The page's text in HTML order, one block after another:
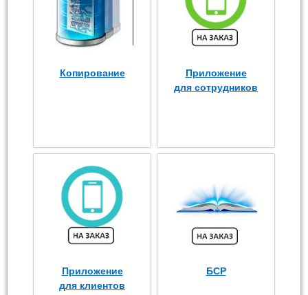
Копирование
Приложение
для сотрудников
Приложение
для клиентов
БСР